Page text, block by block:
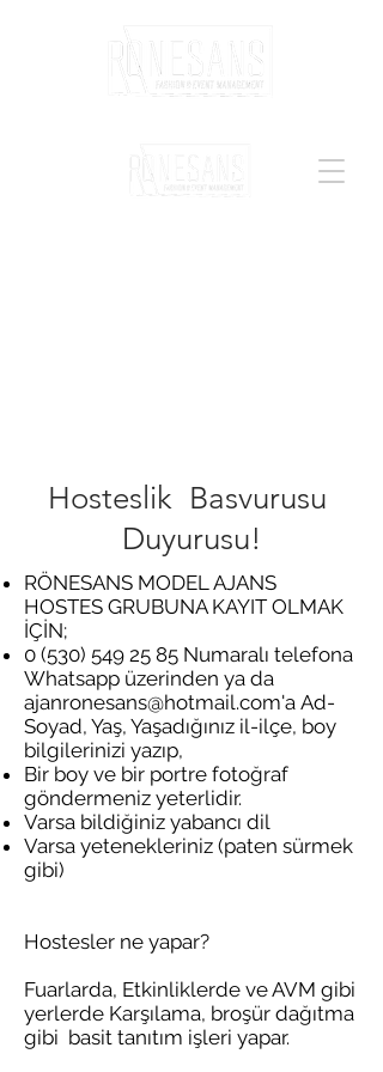
Hosteslik Basvurusu
Duyurusu!
RÖNESANS MODEL AJANS
HOSTES GRUBUNA KAYIT OLMAK
İÇİN;
0 (530) 549 25 85 Numaralı telefona
Whatsapp üzerinden ya da
ajanronesans@hotmail.com'a Ad-
Soyad, Yaş, Yaşadığınız il-ilçe, boy
bilgilerinizi yazıp,
Bir boy ve bir portre fotoğraf
göndermeniz yeterlidir.
Varsa bildiğiniz yabancı dil
Varsa yetenekleriniz (paten sürmek
gibi)
Hostesler ne yapar?
Fuarlarda, Etkinliklerde ve AVM gibi
yerlerde Karşılama, broşür dağıtma
gibi basit tanıtım işleri yapar.